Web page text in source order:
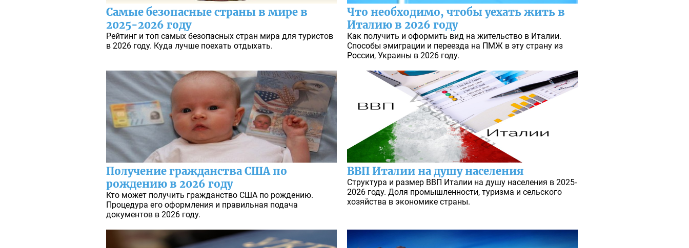
Самые безопасные страны в мире в
2025-2026 году
Рейтинг и топ самых безопасных стран мира для туристов
в 2026 году. Куда лучше поехать отдыхать.
Что необходимо, чтобы уехать жить в
Италию в 2026 году
Как получить и оформить вид на жительство в Италии.
Способы эмиграции и переезда на ПМЖ в эту страну из
России, Украины в 2026 году.
Получение гражданства США по
рождению в 2026 году
Кто может получить гражданство США по рождению.
Процедура его оформления и правильная подача
документов в 2026 году.
ВВП Италии на душу населения
Структура и размер ВВП Италии на душу населения в 2025-
2026 году. Доля промышленности, туризма и сельского
хозяйства в экономике страны.